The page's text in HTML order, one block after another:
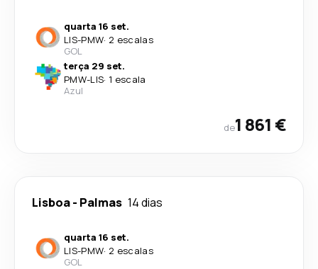
quarta 16 set.
LIS-PMW· 2 escalas
GOL
terça 29 set.
PMW-LIS· 1 escala
Azul
de1 861 €
Lisboa- Palmas 14 dias
quarta 16 set.
LIS-PMW· 2 escalas
GOL